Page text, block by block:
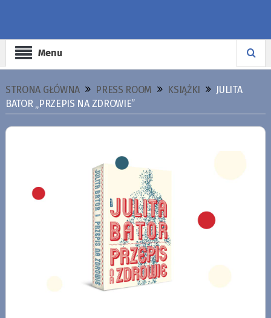
Menu
STRONA GŁÓWNA PRESS ROOM KSIĄŻKI
JULITA
BATOR „PRZEPIS NA ZDROWIE”